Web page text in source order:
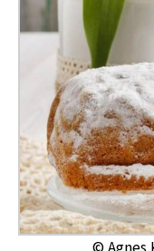
© Agnes